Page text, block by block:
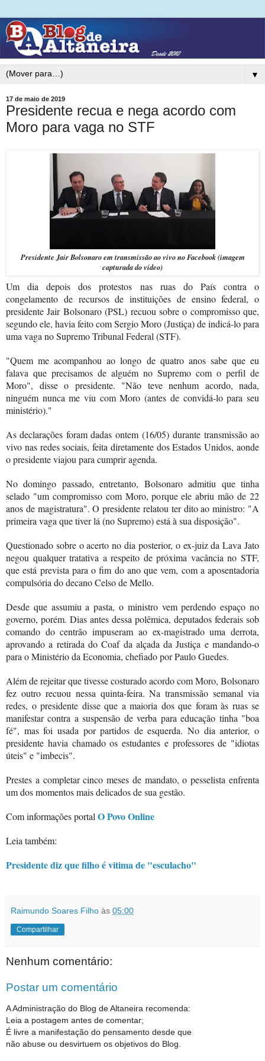
▼
17 de maio de 2019
Presidente recua e nega acordo com
Moro para vaga no STF
Presidente Jair Bolsonaro em transmissão ao vivo no Facebook (imagem
capturada do vídeo)
Um dia depois dos protestos nas ruas do País contra o
congelamento de recursos de instituições de ensino federal, o
presidente Jair Bolsonaro (PSL) recuou sobre o compromisso que,
segundo ele, havia feito com Sergio Moro (Justiça) de indicá-lo para
uma vaga no Supremo Tribunal Federal (STF).
"Quem me acompanhou ao longo de quatro anos sabe que eu
falava que precisamos de alguém no Supremo com o perfil de
Moro", disse o presidente. "Não teve nenhum acordo, nada,
ninguém nunca me viu com Moro (antes de convidá-lo para seu
ministério)."
As declarações foram dadas ontem (16/05)durante transmissão ao
vivo nas redes sociais, feita diretamente dos Estados Unidos, aonde
o presidente viajou para cumprir agenda.
No domingo passado, entretanto, Bolsonaro admitiu que tinha
selado "um compromisso com Moro, porque ele abriu mão de 22
anos de magistratura". O presidente relatou ter dito ao ministro: "A
primeira vaga que tiver lá (no Supremo) está à sua disposição".
Questionado sobre o acerto no dia posterior, o ex-juiz da Lava Jato
negou qualquer tratativa a respeito de próxima vacância no STF,
que está prevista para o fim do ano que vem, com a aposentadoria
compulsória do decano Celso de Mello.
Desde que assumiu a pasta, o ministro vem perdendo espaço no
governo, porém. Dias antes dessa polêmica, deputados federais sob
comando do centrão impuseram ao ex-magistrado uma derrota,
aprovando a retirada do Coaf da alçada da Justiça e mandando-o
para o Ministério da Economia, chefiado por Paulo Guedes.
Além de rejeitar que tivesse costurado acordo com Moro, Bolsonaro
fez outro recuou nessa quinta-feira. Na transmissão semanal via
redes, o presidente disse que a maioria dos que foram às ruas se
manifestar contra a suspensão de verba para educação tinha "boa
fé", mas foi usada por partidos de esquerda. No dia anterior, o
presidente havia chamado os estudantes e professores de "idiotas
úteis" e "imbecis".
Prestes a completar cinco meses de mandato, o pesselista enfrenta
um dos momentos mais delicados de sua gestão.
Com informações portal O Povo Online
Leia também:
Presidente diz que filho é vitima de "esculacho"
Raimundo Soares Filho às 05:00
Compartilhar
Nenhum comentário:
Postar um comentário
A Administração do Blog de Altaneira recomenda:
Leia a postagem antes de comentar;
É livre a manifestação do pensamento desde que
não abuse ou desvirtuem os objetivos do Blog.